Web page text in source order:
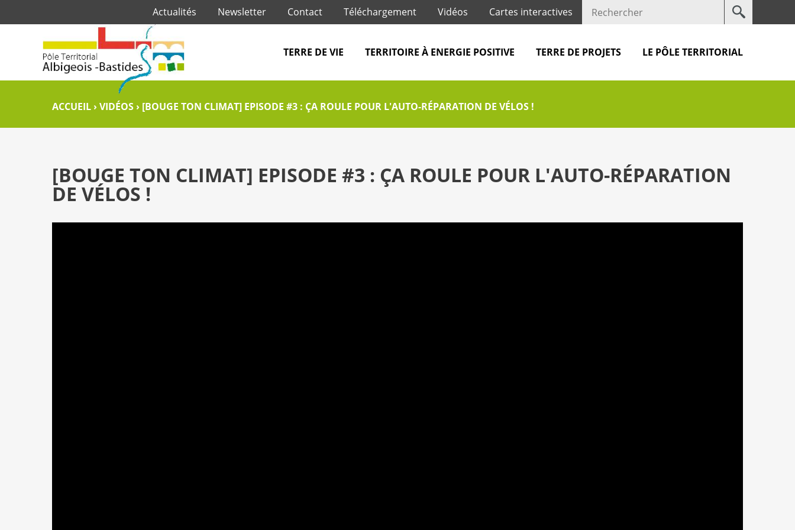
Jump to navigation
Votre
Actualités Newsletter Contact Téléchargement Vidéos Cartes interactives
TERRE DE VIE TERRITOIRE À ENERGIE POSITIVE TERRE DE PROJETS LE PÔLE TERRITORIAL
ACCUEIL ›VIDÉOS › [BOUGE TON CLIMAT] EPISODE #3 : ÇA ROULE POUR L'AUTO-RÉPARATION DE VÉLOS !
[BOUGE TON CLIMAT] EPISODE #3 : ÇA ROULE POUR L'AUTO-RÉPARATION
DE VÉLOS !